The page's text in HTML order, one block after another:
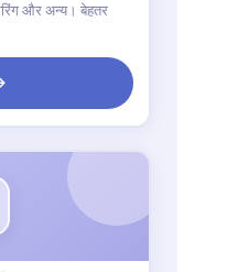
और अन्य। बेहतर